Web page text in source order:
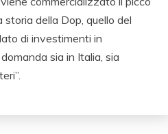
della Dop, quello del
di investimenti in
sia in Italia, sia